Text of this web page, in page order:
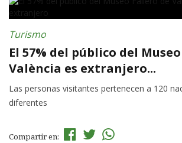
Turismo
El 57% del público del
València es extranjero...
Las personas visitantes pertenecen a 120
diferentes
Compartir en: